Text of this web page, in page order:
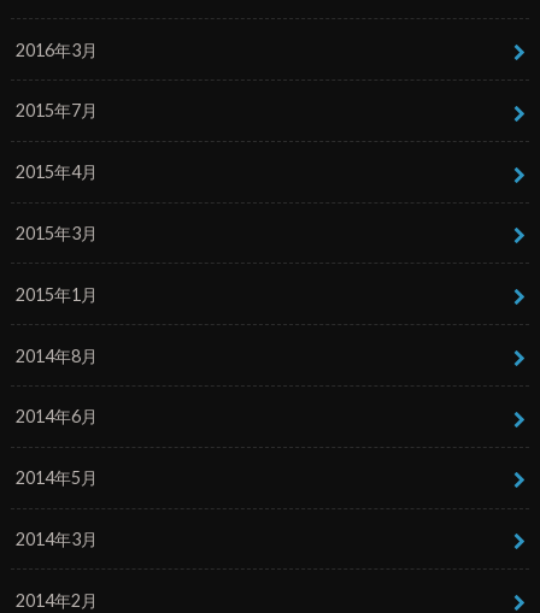
2016年3月
2015年7月
2015年4月
2015年3月
2015年1月
2014年8月
2014年6月
2014年5月
2014年3月
2014年2月